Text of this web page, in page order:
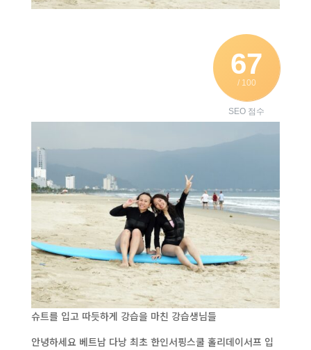
67
/ 100
SEO 점수
슈트를 입고 따듯하게 강습을 마친 강습생님들
안녕하세요 베트남 다낭 최초 한인서핑스쿨 홀리데이서프 입